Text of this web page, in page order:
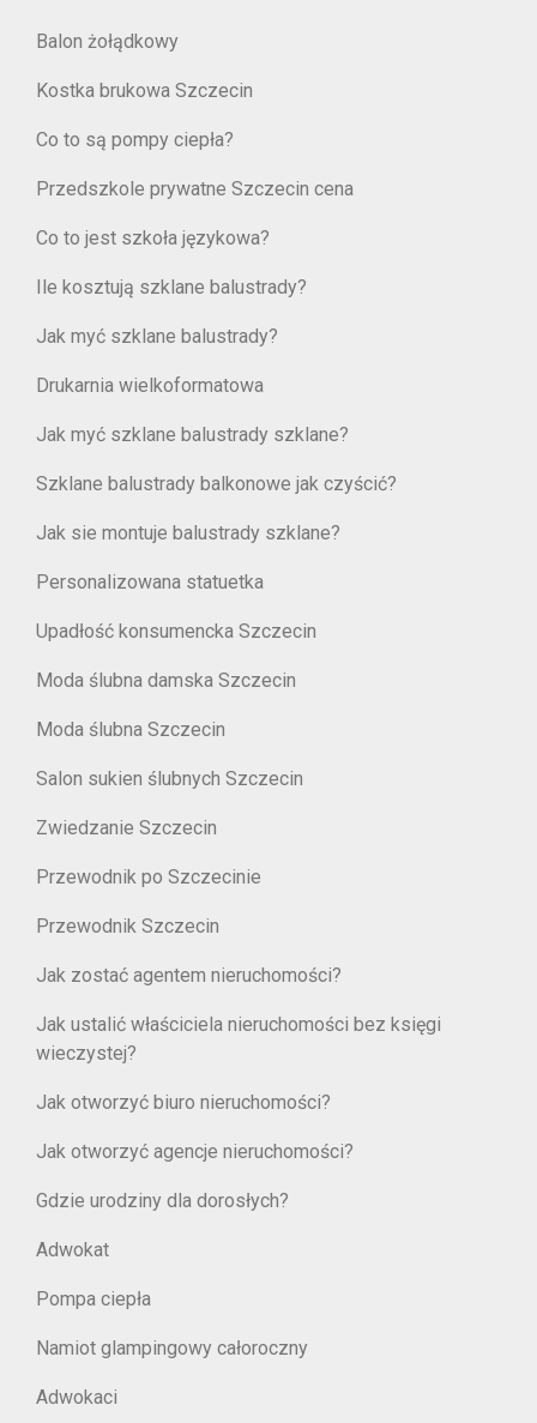
Balon żołądkowy
Kostka brukowa Szczecin
Co to są pompy ciepła?
Przedszkole prywatne Szczecin cena
Co to jest szkoła językowa?
Ile kosztują szklane balustrady?
Jak myć szklane balustrady?
Drukarnia wielkoformatowa
Jak myć szklane balustrady szklane?
Szklane balustrady balkonowe jak czyścić?
Jak sie montuje balustrady szklane?
Personalizowana statuetka
Upadłość konsumencka Szczecin
Moda ślubna damska Szczecin
Moda ślubna Szczecin
Salon sukien ślubnych Szczecin
Zwiedzanie Szczecin
Przewodnik po Szczecinie
Przewodnik Szczecin
Jak zostać agentem nieruchomości?
Jak ustalić właściciela nieruchomości bez księgi
wieczystej?
Jak otworzyć biuro nieruchomości?
Jak otworzyć agencje nieruchomości?
Gdzie urodziny dla dorosłych?
Adwokat
Pompa ciepła
Namiot glampingowy całoroczny
Adwokaci